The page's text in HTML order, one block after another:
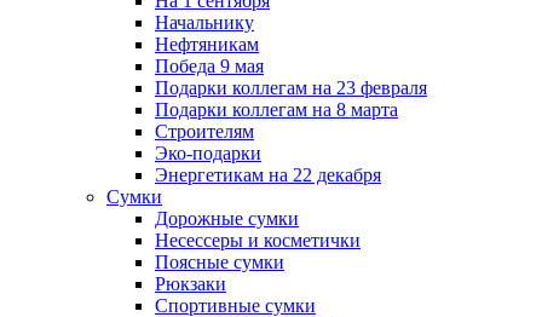
Начальнику
Нефтяникам
Победа 9 мая
Подарки коллегам на 23 февраля
Подарки коллегам на 8 марта
Строителям
Эко-подарки
Энергетикам на 22 декабря
Сумки
Дорожные сумки
Несессеры и косметички
Поясные сумки
Рюкзаки
Спортивные сумки